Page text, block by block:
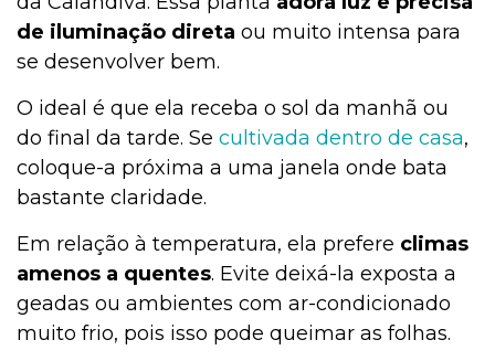
de iluminação direta ou muito intensa para
se desenvolver bem.
O ideal é que ela receba o sol da manhã ou
do final da tarde. Se cultivada dentro de casa,
coloque-a próxima a uma janela onde bata
bastante claridade.
Em relação à temperatura, ela prefere climas
amenos a quentes. Evite deixá-la exposta a
geadas ou ambientes com ar-condicionado
muito frio, pois isso pode queimar as folhas.